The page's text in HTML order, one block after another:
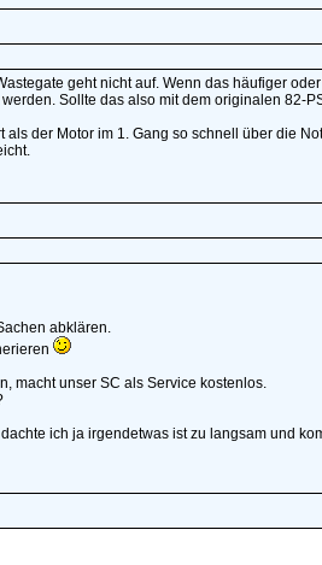
geht nicht auf. Wenn das häufiger
Sollte das also mit dem originalen 82-
der Motor im 1. Gang so schnell über die
abklären.
macht unser SC als Service kostenlos.
ich ja irgendetwas ist zu langsam und